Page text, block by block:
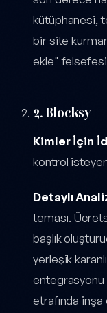
kütüphanesi,
bir site
ekle"
2. Blocksy
Kimler İçin
kontrol
Detaylı
teması.
başlık
yerleşik
etrafında inşa